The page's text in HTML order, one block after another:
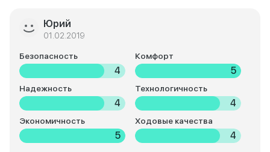
Юрий
01.02.2019
Безопасность
4
Комфорт
5
Надежность
4
Технологичность
4
Экономичность
5
Ходовые качества
4